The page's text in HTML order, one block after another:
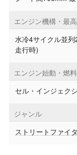
エンジン機構・最
水冷4サイクル並
走行時)
エンジン始動・燃
セル・インジェク
ジャンル
ストリートファイ